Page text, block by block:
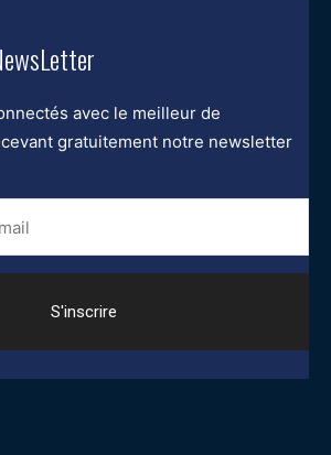
avec le meilleur de
gratuitement notre newsletter